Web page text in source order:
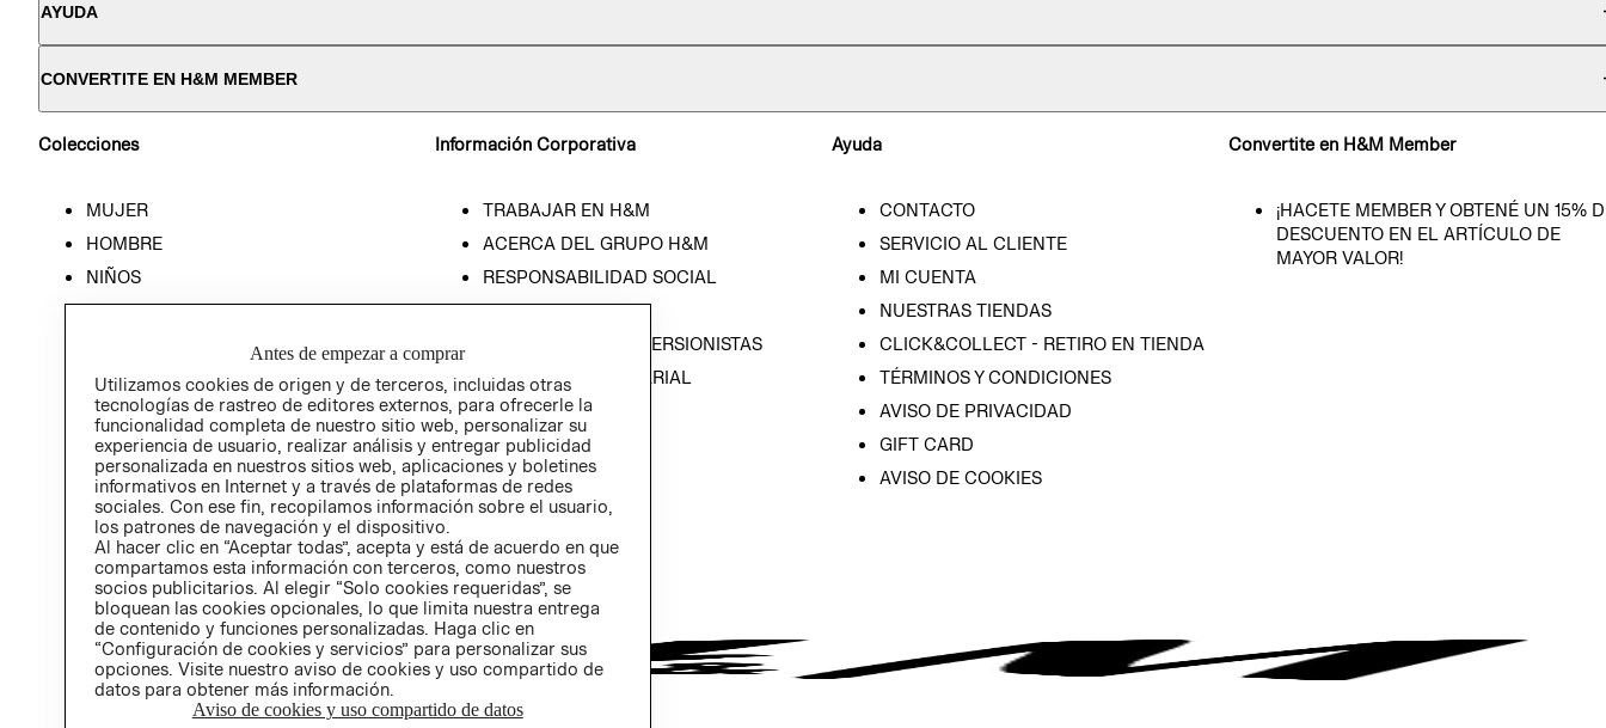
AYUDA
CONVERTITE EN H&M MEMBER
Colecciones
MUJER
HOMBRE
NIÑOS
HOME
Información Corporativa
TRABAJAR EN H&M
ACERCA DEL GRUPO H&M
RESPONSABILIDAD SOCIAL
PRENSA
RELACIÓN CON INVERSIONISTAS
POLÍTICA EMPRESARIAL
Ayuda
CONTACTO
SERVICIO AL CLIENTE
MI CUENTA
NUESTRAS TIENDAS
CLICK&COLLECT - RETIRO EN TIENDA
TÉRMINOS Y CONDICIONES
AVISO DE PRIVACIDAD
GIFT CARD
AVISO DE COOKIES
Convertite en H&M Member
¡HACETE MEMBER Y OBTENÉ UN 15%
DESCUENTO EN EL ARTÍCULO DE
MAYOR VALOR!
Antes de empezar a comprar
Utilizamos cookies de origen y de terceros, incluidas otras
tecnologías de rastreo de editores externos, para ofrecerle la
funcionalidad completa de nuestro sitio web, personalizar su
experiencia de usuario, realizar análisis y entregar publicidad
personalizada en nuestros sitios web, aplicaciones y boletines
informativos en Internet y a través de plataformas de redes
sociales. Con ese fin, recopilamos información sobre el usuario,
los patrones de navegación y el dispositivo.
Al hacer clic en “Aceptar todas”, acepta y está de acuerdo en que
compartamos esta información con terceros, como nuestros
socios publicitarios. Al elegir “Solo cookies requeridas”, se
bloquean las cookies opcionales, lo que limita nuestra entrega
de contenido y funciones personalizadas. Haga clic en
“Configuración de cookies y servicios” para personalizar sus
opciones. Visite nuestro aviso de cookies y uso compartido de
datos para obtener más información.
Aviso de cookies y uso compartido de datos